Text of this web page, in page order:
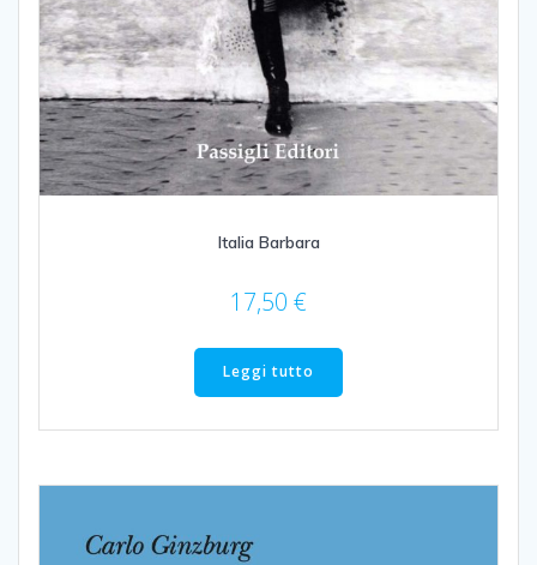
Italia Barbara
17,50 €
Leggi tutto